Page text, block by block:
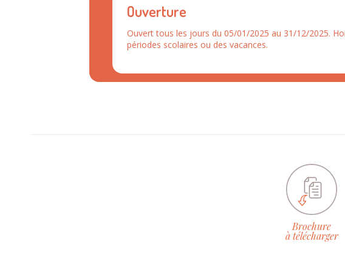
Ouverture
Ouvert tous les jours du 05/01/2025 au 31/12/2025.
périodes scolaires ou des vacances.
Brochure
à télécharger